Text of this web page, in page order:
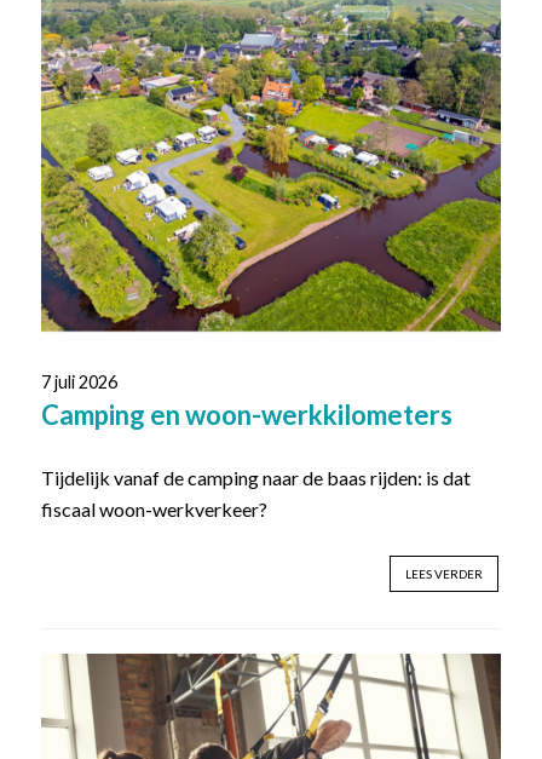
7 juli 2026
Camping en woon-werkkilometers
Tijdelijk vanaf de camping naar de baas rijden: is dat
fiscaal woon-werkverkeer?
LEES VERDER